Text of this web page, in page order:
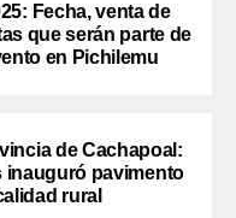
Fecha, venta de
que serán parte de
en Pichilemu
de Cachapoal:
inauguró pavimento
rural